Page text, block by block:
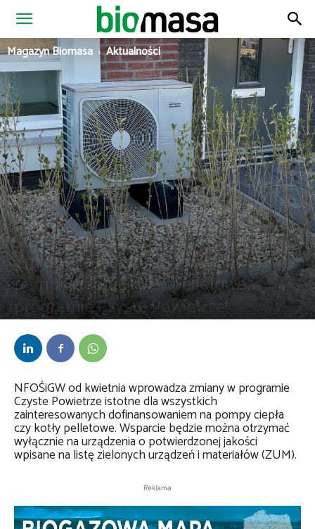
Magazyn
Biomasa
Magazyn Biomasa Aktualności
Aktualności Dofinansowania OZE Pellet
Zmiany zasad dofinansowania na
pompy ciepła i kotły pelletowe w
programie Czyste Powietrze!
NFOŚiGW od kwietnia wprowadza zmiany w programie
Czyste Powietrze istotne dla wszystkich
zainteresowanych dofinansowaniem na pompy ciepła
czy kotły pelletowe. Wsparcie będzie można otrzymać
wyłącznie na urządzenia o potwierdzonej jakości
wpisane na listę zielonych urządzeń i materiałów (ZUM).
Reklama